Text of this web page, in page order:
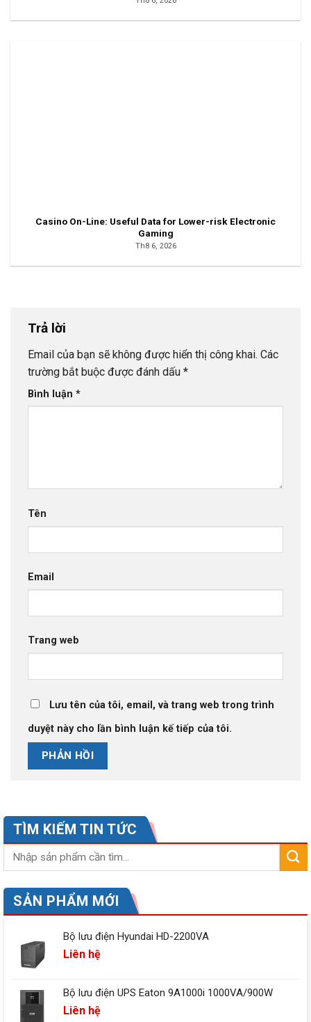
Casino On-Line: Useful Data for Lower-risk Electronic
Gaming
Th8 6, 2026
Trả lời
Email của bạn sẽ không được hiển thị công khai. Các
trường bắt buộc được đánh dấu *
Bình luận *
Tên
Email
Trang web
Lưu tên của tôi, email, và trang web trong trình
duyệt này cho lần bình luận kế tiếp của tôi.
TÌM KIẾM TIN TỨC
SẢN PHẨM MỚI
Bộ lưu điện Hyundai HD-2200VA
Liên hệ
Bộ lưu điện UPS Eaton 9A1000i 1000VA/900W
Liên hệ